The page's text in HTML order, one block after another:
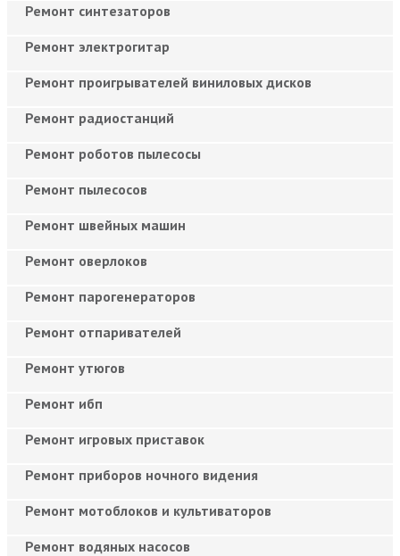
Ремонт синтезаторов
Ремонт электрогитар
Ремонт проигрывателей виниловых дисков
Ремонт радиостанций
Ремонт роботов пылесосы
Ремонт пылесосов
Ремонт швейных машин
Ремонт оверлоков
Ремонт парогенераторов
Ремонт отпаривателей
Ремонт утюгов
Ремонт ибп
Ремонт игровых приставок
Ремонт приборов ночного видения
Ремонт мотоблоков и культиваторов
Ремонт водяных насосов